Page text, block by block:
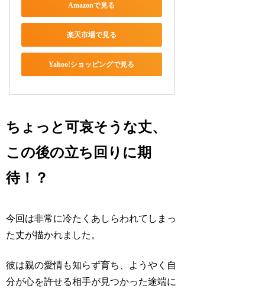
Amazonで見る
楽天市場で見る
Yahoo!ショッピングで見る
ちょっと可哀そうな丈、
この後の立ち回りに期
待！？
今回は非常に冷たくあしらわれてしまっ
た丈が描かれました。
彼は親の愛情も知らず育ち、ようやく自
分が心を許せる相手が見つかった途端に